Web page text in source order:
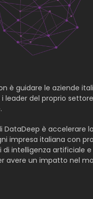
è guidare le aziende
leader del proprio
DataDeep è accelerare la
impresa italiana con
di intelligenza artificiale e
avere un impatto nel